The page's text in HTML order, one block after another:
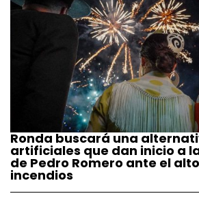
Ronda buscará una
artificiales que dan inicio a
de Pedro Romero ante el
incendios